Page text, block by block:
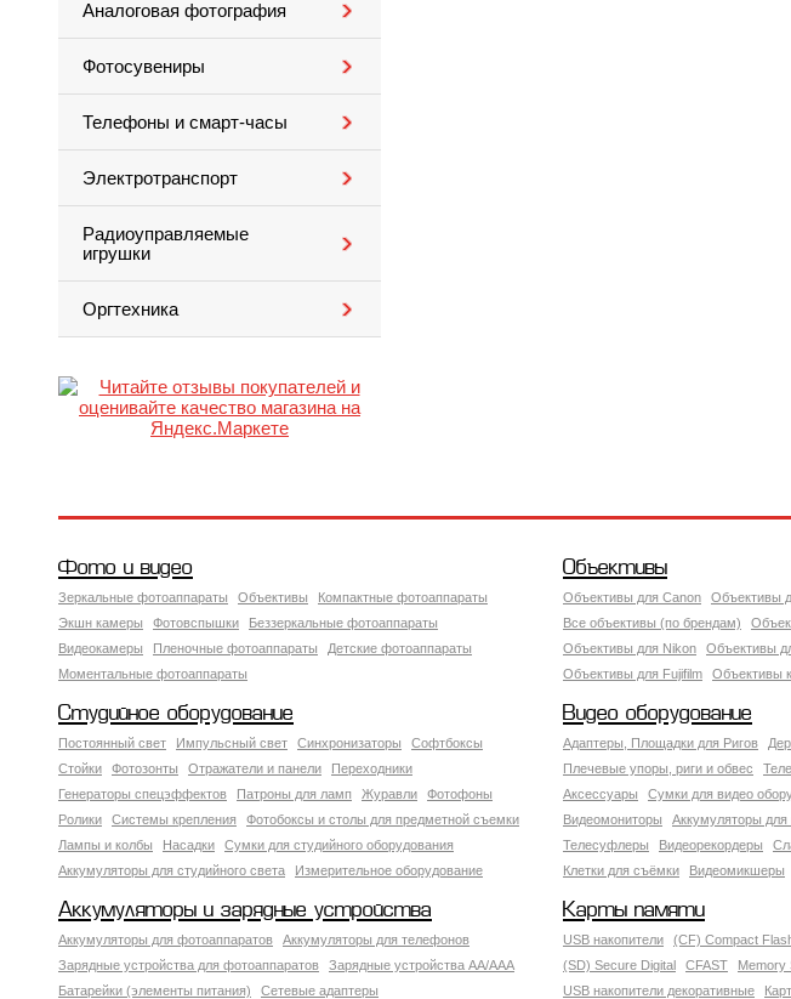
Аналоговая фотография
Фотосувениры
Телефоны и смарт-часы
Электротранспорт
Радиоуправляемые
игрушки
Оргтехника
Фото и видео
Зеркальные фотоаппараты Объективы
Компактные фотоаппараты
Экшн камеры
Фотовспышки
Беззеркальные фотоаппараты
Видеокамеры
Пленочные фотоаппараты
Детские фотоаппараты
Моментальные фотоаппараты
Объективы
Объективы для Canon Объективы
Все объективы (по брендам)
Объективы для Nikon
Объективы
Объективы для Fujifilm
Объективы
Студийное оборудование
Постоянный свет Импульсный свет Синхронизаторы
Софтбоксы
Стойки
Фотозонты Отражатели и панели
Переходники
Генераторы спецэффектов
Патроны для ламп Журавли
Фотофоны
Ролики
Системы крепления
Фотобоксы и столы для предметной съемки
Лампы и колбы
Насадки
Сумки для студийного оборудования
Аккумуляторы для студийного света
Измерительное оборудование
Видео оборудование
Адаптеры, Площадки для Ригов
Плечевые упоры, риги и обвес
Аксессуары
Сумки для видео
Видеомониторы
Аккумуляторы для
Телесуфлеры
Видеорекордеры
Клетки для съёмки
Видеомикшеры
Аккумуляторы и зарядные устройства
Аккумуляторы для фотоаппаратов
Аккумуляторы для телефонов
Зарядные устройства для фотоаппаратов
Зарядные устройства AA/AAA
Батарейки (элементы питания)
Сетевые адаптеры
Карты памяти
USB накопители (CF) Compact
(SD) Secure Digital
CFAST Memory
USB накопители декоративные